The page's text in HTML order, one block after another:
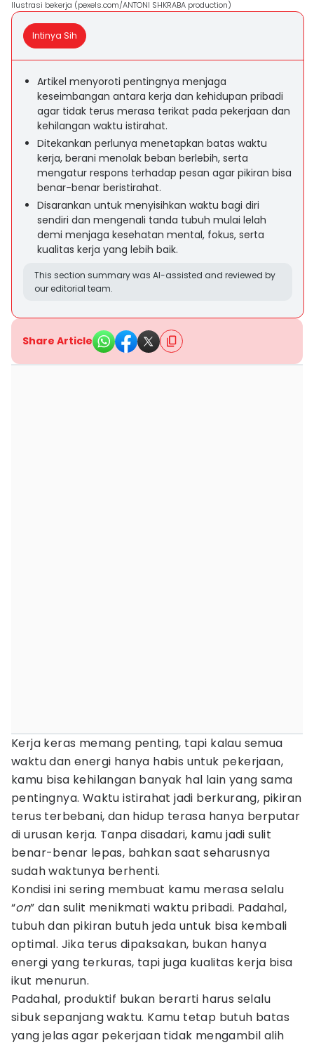
Ilustrasi bekerja (pexels.com/ANTONI SHKRABA production)
Intinya Sih
Artikel menyoroti pentingnya menjaga
keseimbangan antara kerja dan kehidupan pribadi
agar tidak terus merasa terikat pada pekerjaan dan
kehilangan waktu istirahat.
Ditekankan perlunya menetapkan batas waktu
kerja, berani menolak beban berlebih, serta
mengatur respons terhadap pesan agar pikiran bisa
benar-benar beristirahat.
Disarankan untuk menyisihkan waktu bagi diri
sendiri dan mengenali tanda tubuh mulai lelah
demi menjaga kesehatan mental, fokus, serta
kualitas kerja yang lebih baik.
This section summary was AI-assisted and reviewed by
our editorial team.
Share Article
Kerja keras memang penting, tapi kalau semua
waktu dan energi hanya habis untuk pekerjaan,
kamu bisa kehilangan banyak hal lain yang sama
pentingnya. Waktu istirahat jadi berkurang, pikiran
terus terbebani, dan hidup terasa hanya berputar
di urusan kerja. Tanpa disadari, kamu jadi sulit
benar-benar lepas, bahkan saat seharusnya
sudah waktunya berhenti.
Kondisi ini sering membuat kamu merasa selalu
“on” dan sulit menikmati waktu pribadi. Padahal,
tubuh dan pikiran butuh jeda untuk bisa kembali
optimal. Jika terus dipaksakan, bukan hanya
energi yang terkuras, tapi juga kualitas kerja bisa
ikut menurun.
Padahal, produktif bukan berarti harus selalu
sibuk sepanjang waktu. Kamu tetap butuh batas
yang jelas agar pekerjaan tidak mengambil alih